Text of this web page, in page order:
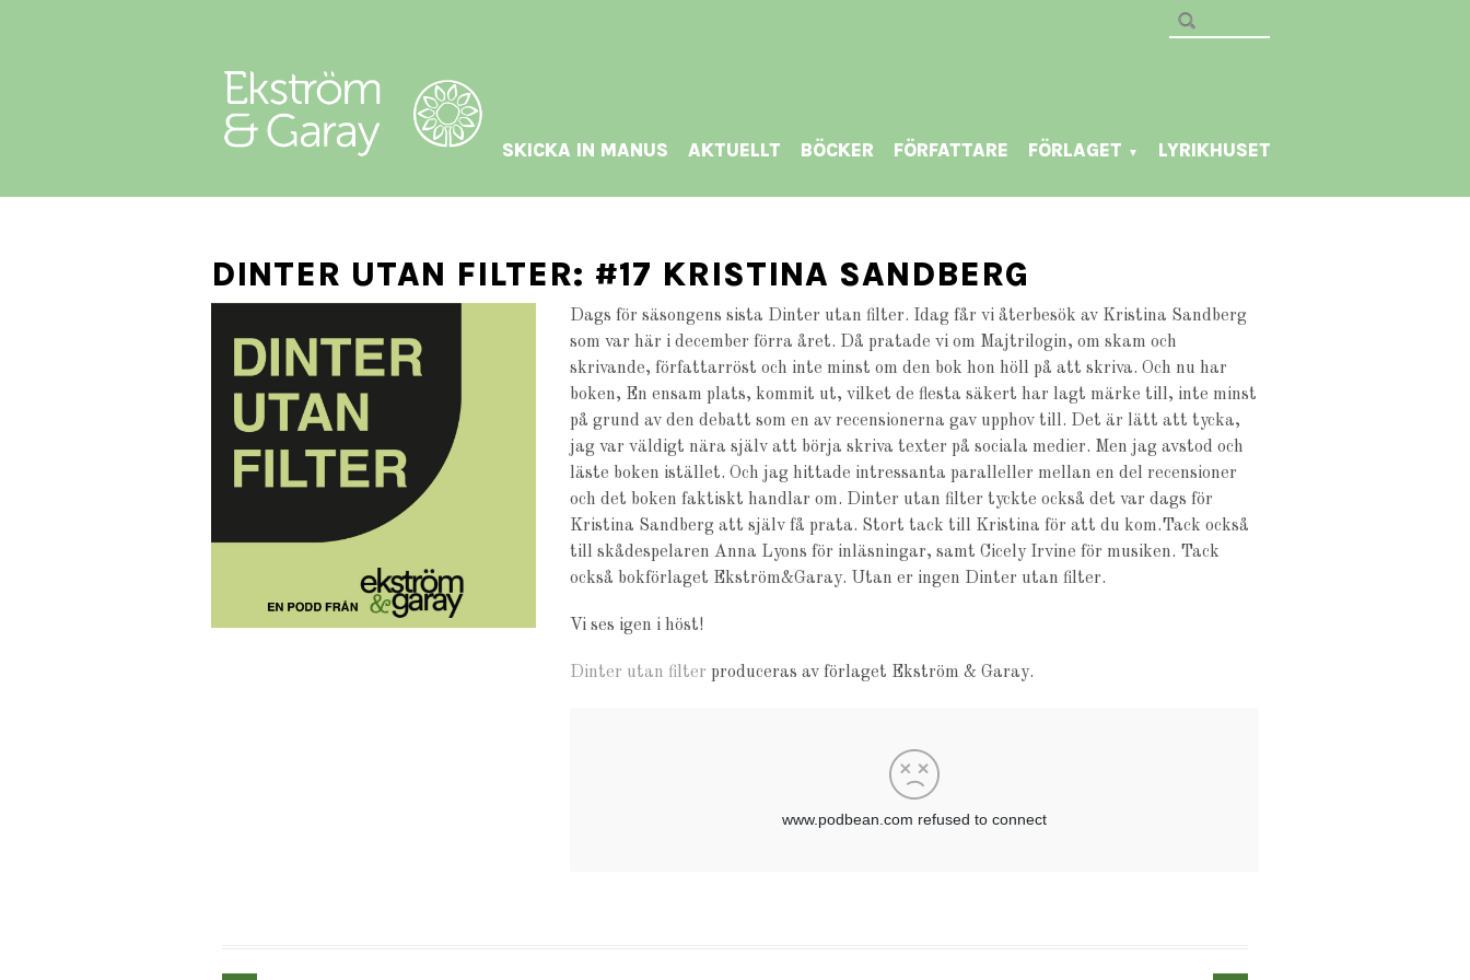
SKICKA IN MANUS AKTUELLT BÖCKER FÖRFATTARE FÖRLAGET ▼ LYRIKHUSET
DINTER UTAN FILTER: #17 KRISTINA SANDBERG
Dags för säsongens sista Dinter utan filter. Idag får vi återbesök av Kristina Sandberg
som var här i december förra året. Då pratade vi om Majtrilogin, om skam och
skrivande, författarröst och inte minst om den bok hon höll på att skriva. Och nu har
boken, En ensam plats, kommit ut, vilket de flesta säkert har lagt märke till, inte minst
på grund av den debatt som en av recensionerna gav upphov till. Det är lätt att tycka,
jag var väldigt nära själv att börja skriva texter på sociala medier. Men jag avstod och
läste boken istället. Och jag hittade intressanta paralleller mellan en del recensioner
och det boken faktiskt handlar om. Dinter utan filter tyckte också det var dags för
Kristina Sandberg att själv få prata. Stort tack till Kristina för att du kom.Tack också
till skådespelaren Anna Lyons för inläsningar, samt Cicely Irvine för musiken. Tack
också bokförlaget Ekström&Garay. Utan er ingen Dinter utan filter.
Vi ses igen i höst!
Dinter utan filter produceras av förlaget Ekström & Garay.